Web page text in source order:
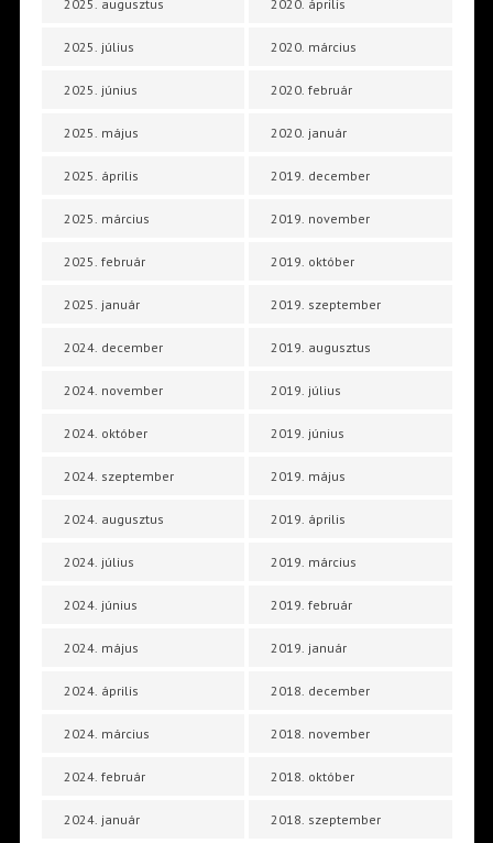
2025. augusztus
2025. július
2025. június
2025. május
2025. április
2025. március
2025. február
2025. január
2024. december
2024. november
2024. október
2024. szeptember
2024. augusztus
2024. július
2024. június
2024. május
2024. április
2024. március
2024. február
2024. január
2020. április
2020. március
2020. február
2020. január
2019. december
2019. november
2019. október
2019. szeptember
2019. augusztus
2019. július
2019. június
2019. május
2019. április
2019. március
2019. február
2019. január
2018. december
2018. november
2018. október
2018. szeptember